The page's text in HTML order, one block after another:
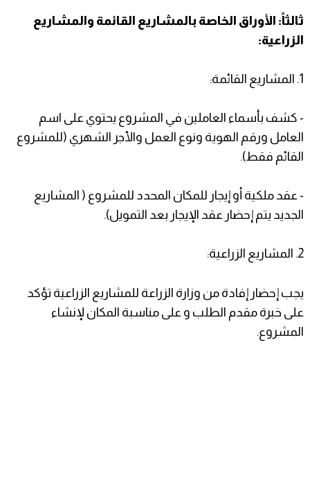
ثالثاً: الأوراق الخاصة بالمشاريع القائمة والمشاريع
الزراعية:
1. المشاريع القائمة:
- كشف بأسماء العاملين في المشروع يحتوي على اسم
العامل ورقم الهوية ونوع العمل والأجر الشهري (للمشروع
القائم فقط).
- عقد ملكية أو إيجار للمكان المحدد للمشروع ( المشاريع
الجديد يتم إحضار عقد الإيجار بعد التمويل).
2. المشاريع الزراعية:
يجب إحضار إفادة من وزارة الزراعة للمشاريع الزراعية تؤكد
على خبرة مقدم الطلب و على مناسبة المكان لإنشاء
المشروع.